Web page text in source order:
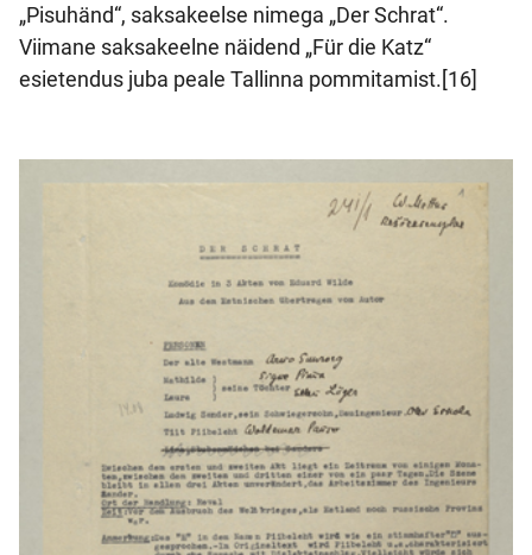
„Pisuhänd“, saksakeelse nimega „Der Schrat“.
Viimane saksakeelne näidend „Für die Katz“
esietendus juba peale Tallinna pommitamist.[16]